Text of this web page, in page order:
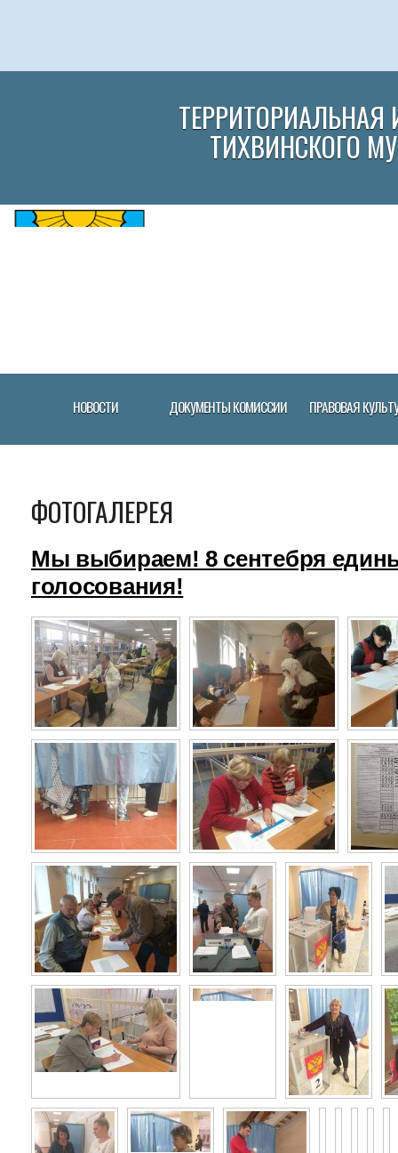
ТИХВИНСКОГО
НОВОСТИ ДОКУМЕНТЫ КОМИССИИ ПРАВОВАЯ
ФОТОГАЛЕРЕЯ
Мы выбираем! 8 сентебря
голосования!